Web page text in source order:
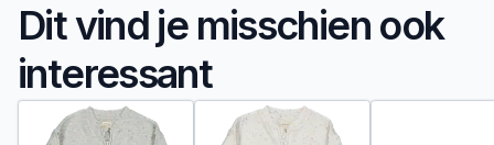
Dit vind je misschien ook
interessant